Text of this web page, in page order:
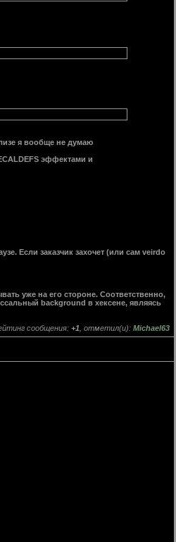
я вообще не думаю
эффектами и
Если заказчик захочет (или сам veirdo
уже на его стороне. Соответственно,
background в хексене, являясь
сообщения: +1 , отметил(и): Michael63